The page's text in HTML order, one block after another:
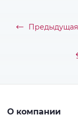
Предыдущая
О компании